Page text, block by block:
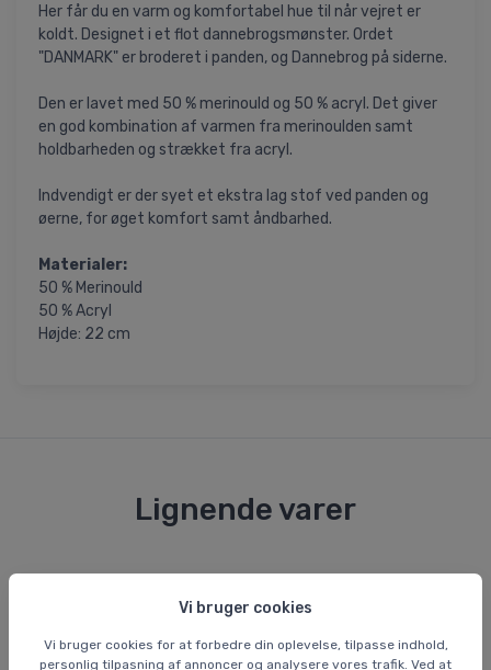
Vi bruger cookies
Vi bruger cookies for at forbedre din oplevelse, tilpasse indhold,
personlig tilpasning af annoncer og analysere vores trafik. Ved at
Her får du en varm og komfortabel hue til når vejret er
koldt. Designet i et flot dannebrogsmønster. Ordet
"DANMARK" er broderet i panden, og Dannebrog på siderne.
Den er lavet med 50 % merinould og 50 % acryl. Det giver
en god kombination af varmen fra merinoulden samt
holdbarheden og strækket fra acryl.
Indvendigt er der syet et ekstra lag stof ved panden og
øerne, for øget komfort samt åndbarhed.
Materialer:
50 % Merinould
50 % Acryl
Højde: 22 cm
Lignende varer